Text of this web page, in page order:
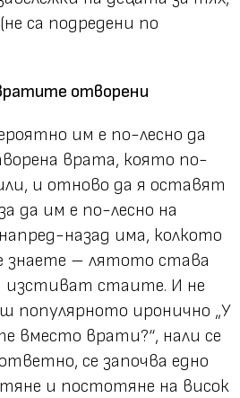
са подредени по
отворени
им е по-лесно да
врата, която по-
и отново да я оставят
да им е по-лесно на
назад има, колкото
знаете – лятото става
изстиват стаите. И не
популярното иронично „У
вместо врати?“, нали се
се започва едно
и постотяне на висок